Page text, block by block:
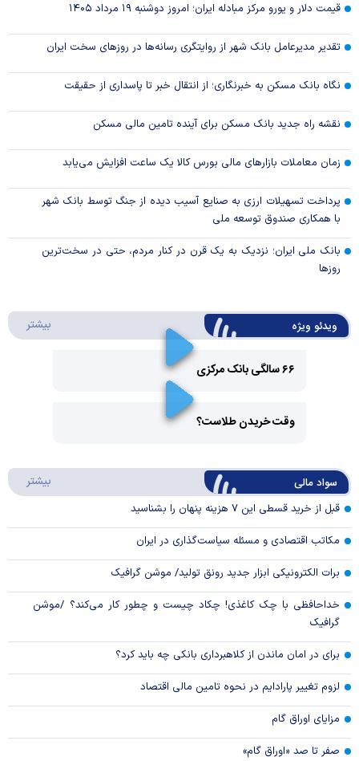
قیمت دلار و یورو مرکز مبادله ایران؛ امروز دوشنبه ۱۹ مرداد ۱۴۰۵
تقدیر مدیرعامل بانک شهر از روایتگری رسانه‌ها در روز‌های سخت ایران
نگاه بانک مسکن به خبرنگاری؛ از انتقال خبر تا پاسداری از حقیقت
نقشه راه جدید بانک مسکن برای آینده تامین مالی مسکن
زمان معاملات بازار‌های مالی بورس کالا یک ساعت افزایش می‌یابد
پرداخت تسهیلات ارزی به صنایع آسیب دیده از جنگ توسط بانک شهر
با همکاری صندوق توسعه ملی
بانک ملی ایران؛ نزدیک به یک قرن در کنار مردم، حتی در سخت‌ترین
روز‌ها
ویدئو ویژه بیشتر
۶۶ سالگی بانک مرکزی
Video
وقت خریدن طلاست؟
سواد مالی بیشتر
قبل از خرید قسطی این ۷ هزینه پنهان را بشناسید
مکاتب اقتصادی و مسئله سیاست‌گذاری در ایران
برات الکترونیکی ابزار جدید رونق تولید/ موشن گرافیک
خداحافظی با چک کاغذی! چکاد چیست و چطور کار می‌کند؟ /موشن
گرافیک
برای در امان ماندن از کلاهبرداری بانکی چه باید کرد؟
لزوم تغییر پارادایم در نحوه تامین مالی اقتصاد
مزایای اوراق گام
صفر تا صد «اوراق گام»